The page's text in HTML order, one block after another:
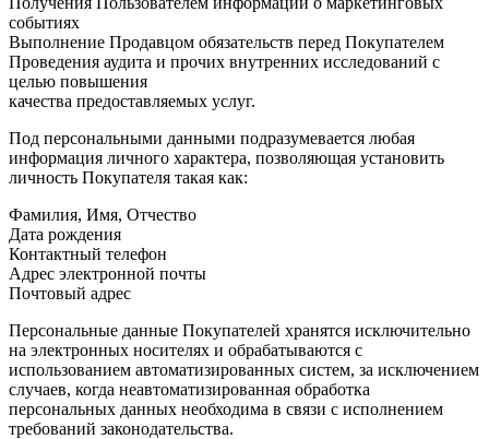
событиях
Выполнение Продавцом обязательств перед Покупателем
Проведения аудита и прочих внутренних исследований с
целью повышения
качества предоставляемых услуг.
Под персональными данными подразумевается любая
информация личного характера, позволяющая установить
личность Покупателя такая как:
Фамилия, Имя, Отчество
Дата рождения
Контактный телефон
Адрес электронной почты
Почтовый адрес
Персональные данные Покупателей хранятся исключительно
на электронных носителях и обрабатываются с
использованием автоматизированных систем, за исключением
случаев, когда неавтоматизированная обработка
персональных данных необходима в связи с исполнением
требований законодательства.